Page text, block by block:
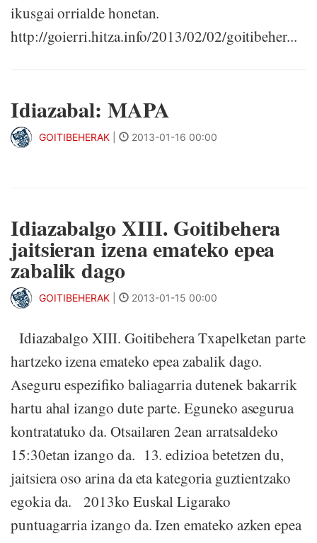
ikusgai orrialde honetan.
http://goierri.hitza.info/2013/02/02/goitibeher...
Idiazabal: MAPA
GOITIBEHERAK 2013-01-16 00:00
Idiazabalgo XIII. Goitibehera
jaitsieran izena emateko epea
zabalik dago
GOITIBEHERAK 2013-01-15 00:00
Idiazabalgo XIII. Goitibehera Txapelketan parte
hartzeko izena emateko epea zabalik dago.
Aseguru espezifiko baliagarria dutenek bakarrik
hartu ahal izango dute parte. Eguneko asegurua
kontratatuko da. Otsailaren 2ean arratsaldeko
15:30etan izango da. 13. edizioa betetzen du,
jaitsiera oso arina da eta kategoria guztientzako
egokia da. 2013ko Euskal Ligarako
puntuagarria izango da. Izen emateko azken epea